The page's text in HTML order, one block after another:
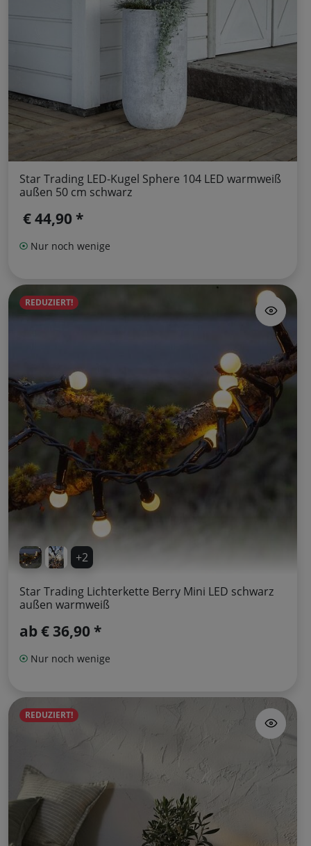
Star Trading LED-Kugel Sphere 104 LED warmweiß
außen 50 cm schwarz
€ 44,90 *
Nur noch wenige
+2
REDUZIERT!
Star Trading Lichterkette Berry Mini LED schwarz
außen warmweiß
ab€ 36,90 *
Nur noch wenige
REDUZIERT!